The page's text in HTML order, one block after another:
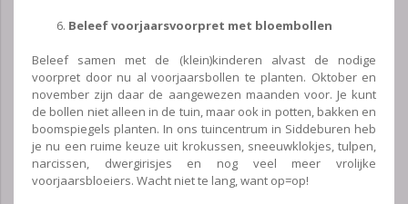
Beleef voorjaarsvoorpret met bloembollen
Beleef samen met de (klein)kinderen alvast de nodige
voorpret door nu al voorjaarsbollen te planten. Oktober en
november zijn daar de aangewezen maanden voor. Je kunt
de bollen niet alleen in de tuin, maar ook in potten, bakken en
boomspiegels planten. In ons tuincentrum in Siddeburen heb
je nu een ruime keuze uit krokussen, sneeuwklokjes, tulpen,
narcissen, dwergirisjes en nog veel meer vrolijke
voorjaarsbloeiers. Wacht niet te lang, want op=op!